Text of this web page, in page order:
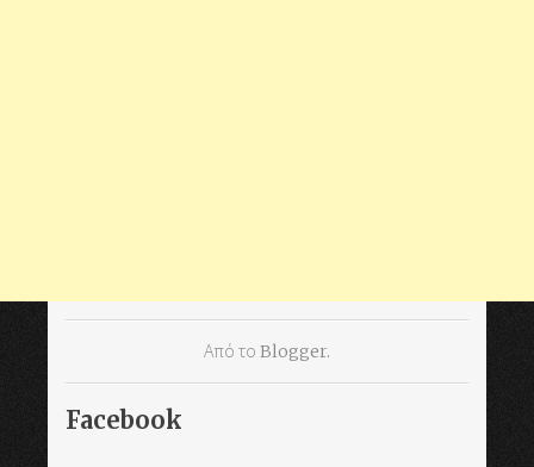
Από το Blogger.
Facebook